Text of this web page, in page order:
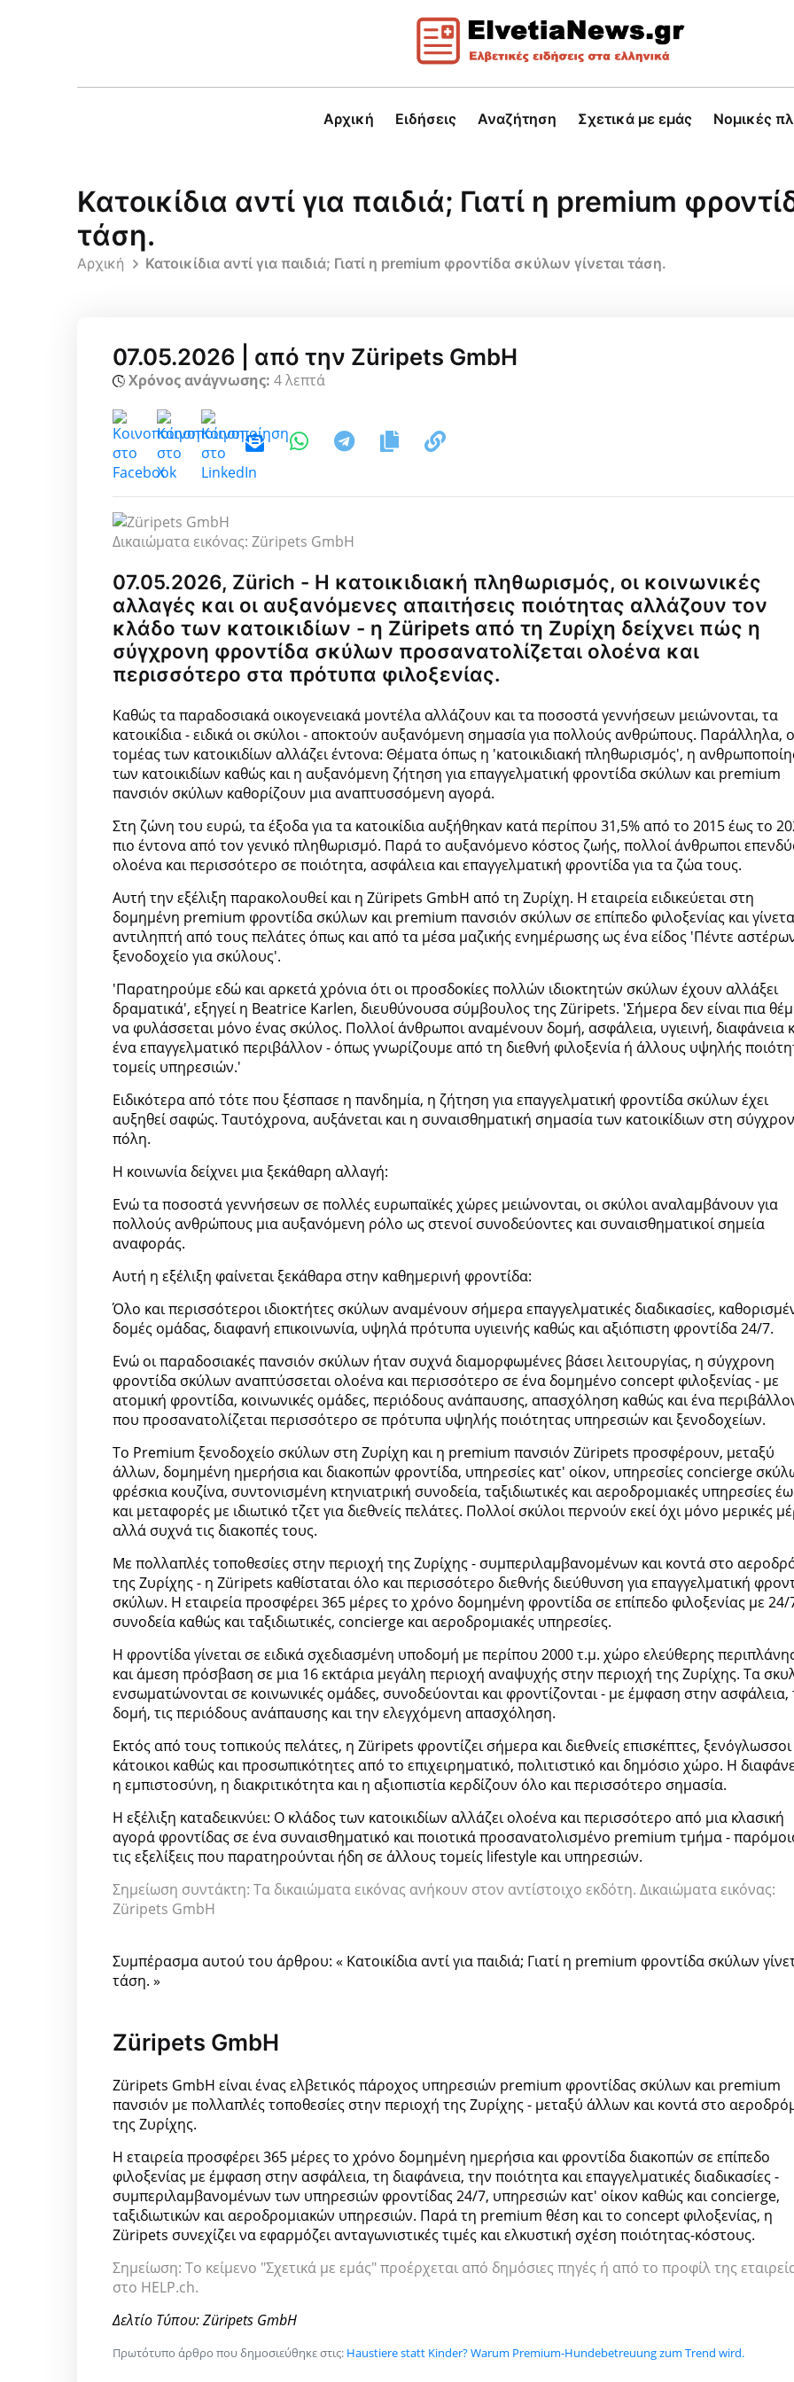
Αρχική Ειδήσεις Αναζήτηση Σχετικά με εμάς Νομικές
Κατοικίδια αντί για παιδιά; Γιατί η premium
τάση.
Αρχική Κατοικίδια αντί για παιδιά; Γιατί η premium φροντίδα σκύλων γίνεται τάση.
07.05.2026 | από την Züripets GmbH
Χρόνος ανάγνωσης: 4 λεπτά
Δικαιώματα εικόνας: Züripets GmbH
07.05.2026, Zürich - Η κατοικιδιακή πληθωρισμός, οι κοινωνικές
αλλαγές και οι αυξανόμενες απαιτήσεις ποιότητας αλλάζουν τον
κλάδο των κατοικιδίων - η Züripets από τη Ζυρίχη δείχνει πώς η
σύγχρονη φροντίδα σκύλων προσανατολίζεται ολοένα και
περισσότερο στα πρότυπα φιλοξενίας.
Καθώς τα παραδοσιακά οικογενειακά μοντέλα αλλάζουν και τα ποσοστά γεννήσεων μειώνονται, τα
κατοικίδια - ειδικά οι σκύλοι - αποκτούν αυξανόμενη σημασία για πολλούς ανθρώπους. Παράλληλα, ο
τομέας των κατοικιδίων αλλάζει έντονα: Θέματα όπως η 'κατοικιδιακή πληθωρισμός', η
των κατοικιδίων καθώς και η αυξανόμενη ζήτηση για επαγγελματική φροντίδα σκύλων και premium
πανσιόν σκύλων καθορίζουν μια αναπτυσσόμενη αγορά.
Στη ζώνη του ευρώ, τα έξοδα για τα κατοικίδια αυξήθηκαν κατά περίπου 31,5% από το 2015 έως το
πιο έντονα από τον γενικό πληθωρισμό. Παρά το αυξανόμενο κόστος ζωής, πολλοί άνθρωποι
ολοένα και περισσότερο σε ποιότητα, ασφάλεια και επαγγελματική φροντίδα για τα ζώα τους.
Αυτή την εξέλιξη παρακολουθεί και η Züripets GmbH από τη Ζυρίχη. Η εταιρεία ειδικεύεται στη
δομημένη premium φροντίδα σκύλων και premium πανσιόν σκύλων σε επίπεδο φιλοξενίας και
αντιληπτή από τους πελάτες όπως και από τα μέσα μαζικής ενημέρωσης ως ένα είδος 'Πέντε
ξενοδοχείο για σκύλους'.
'Παρατηρούμε εδώ και αρκετά χρόνια ότι οι προσδοκίες πολλών ιδιοκτητών σκύλων έχουν αλλάξει
δραματικά', εξηγεί η Beatrice Karlen, διευθύνουσα σύμβουλος της Züripets. 'Σήμερα δεν είναι πια
να φυλάσσεται μόνο ένας σκύλος. Πολλοί άνθρωποι αναμένουν δομή, ασφάλεια, υγιεινή, διαφάνεια
ένα επαγγελματικό περιβάλλον - όπως γνωρίζουμε από τη διεθνή φιλοξενία ή άλλους υψηλής
τομείς υπηρεσιών.'
Ειδικότερα από τότε που ξέσπασε η πανδημία, η ζήτηση για επαγγελματική φροντίδα σκύλων έχει
αυξηθεί σαφώς. Ταυτόχρονα, αυξάνεται και η συναισθηματική σημασία των κατοικίδιων στη
πόλη.
Η κοινωνία δείχνει μια ξεκάθαρη αλλαγή:
Ενώ τα ποσοστά γεννήσεων σε πολλές ευρωπαϊκές χώρες μειώνονται, οι σκύλοι αναλαμβάνουν για
πολλούς ανθρώπους μια αυξανόμενη ρόλο ως στενοί συνοδεύοντες και συναισθηματικοί σημεία
αναφοράς.
Αυτή η εξέλιξη φαίνεται ξεκάθαρα στην καθημερινή φροντίδα:
Όλο και περισσότεροι ιδιοκτήτες σκύλων αναμένουν σήμερα επαγγελματικές διαδικασίες,
δομές ομάδας, διαφανή επικοινωνία, υψηλά πρότυπα υγιεινής καθώς και αξιόπιστη φροντίδα 24/7.
Ενώ οι παραδοσιακές πανσιόν σκύλων ήταν συχνά διαμορφωμένες βάσει λειτουργίας, η σύγχρονη
φροντίδα σκύλων αναπτύσσεται ολοένα και περισσότερο σε ένα δομημένο concept φιλοξενίας - με
ατομική φροντίδα, κοινωνικές ομάδες, περιόδους ανάπαυσης, απασχόληση καθώς και ένα
που προσανατολίζεται περισσότερο σε πρότυπα υψηλής ποιότητας υπηρεσιών και ξενοδοχείων.
Το Premium ξενοδοχείο σκύλων στη Ζυρίχη και η premium πανσιόν Züripets προσφέρουν, μεταξύ
άλλων, δομημένη ημερήσια και διακοπών φροντίδα, υπηρεσίες κατ' οίκον, υπηρεσίες concierge
φρέσκια κουζίνα, συντονισμένη κτηνιατρική συνοδεία, ταξιδιωτικές και αεροδρομιακές υπηρεσίες
και μεταφορές με ιδιωτικό τζετ για διεθνείς πελάτες. Πολλοί σκύλοι περνούν εκεί όχι μόνο μερικές
αλλά συχνά τις διακοπές τους.
Με πολλαπλές τοποθεσίες στην περιοχή της Ζυρίχης - συμπεριλαμβανομένων και κοντά στο
της Ζυρίχης - η Züripets καθίσταται όλο και περισσότερο διεθνής διεύθυνση για επαγγελματική
σκύλων. Η εταιρεία προσφέρει 365 μέρες το χρόνο δομημένη φροντίδα σε επίπεδο φιλοξενίας με 24/
συνοδεία καθώς και ταξιδιωτικές, concierge και αεροδρομιακές υπηρεσίες.
Η φροντίδα γίνεται σε ειδικά σχεδιασμένη υποδομή με περίπου 2000 τ.μ. χώρο ελεύθερης
και άμεση πρόσβαση σε μια 16 εκτάρια μεγάλη περιοχή αναψυχής στην περιοχή της Ζυρίχης. Τα
ενσωματώνονται σε κοινωνικές ομάδες, συνοδεύονται και φροντίζονται - με έμφαση στην ασφάλεια,
δομή, τις περιόδους ανάπαυσης και την ελεγχόμενη απασχόληση.
Εκτός από τους τοπικούς πελάτες, η Züripets φροντίζει σήμερα και διεθνείς επισκέπτες, ξενόγλωσσοι
κάτοικοι καθώς και προσωπικότητες από το επιχειρηματικό, πολιτιστικό και δημόσιο χώρο. Η
η εμπιστοσύνη, η διακριτικότητα και η αξιοπιστία κερδίζουν όλο και περισσότερο σημασία.
Η εξέλιξη καταδεικνύει: Ο κλάδος των κατοικιδίων αλλάζει ολοένα και περισσότερο από μια κλασική
αγορά φροντίδας σε ένα συναισθηματικό και ποιοτικά προσανατολισμένο premium τμήμα -
τις εξελίξεις που παρατηρούνται ήδη σε άλλους τομείς lifestyle και υπηρεσιών.
Σημείωση συντάκτη: Τα δικαιώματα εικόνας ανήκουν στον αντίστοιχο εκδότη. Δικαιώματα εικόνας:
Züripets GmbH
Συμπέρασμα αυτού του άρθρου: « Κατοικίδια αντί για παιδιά; Γιατί η premium φροντίδα σκύλων
τάση. »
Züripets GmbH
Züripets GmbH είναι ένας ελβετικός πάροχος υπηρεσιών premium φροντίδας σκύλων και premium
πανσιόν με πολλαπλές τοποθεσίες στην περιοχή της Ζυρίχης - μεταξύ άλλων και κοντά στο
της Ζυρίχης.
Η εταιρεία προσφέρει 365 μέρες το χρόνο δομημένη ημερήσια και φροντίδα διακοπών σε επίπεδο
φιλοξενίας με έμφαση στην ασφάλεια, τη διαφάνεια, την ποιότητα και επαγγελματικές διαδικασίες -
συμπεριλαμβανομένων των υπηρεσιών φροντίδας 24/7, υπηρεσιών κατ' οίκον καθώς και concierge,
ταξιδιωτικών και αεροδρομιακών υπηρεσιών. Παρά τη premium θέση και το concept φιλοξενίας, η
Züripets συνεχίζει να εφαρμόζει ανταγωνιστικές τιμές και ελκυστική σχέση ποιότητας-κόστους.
Σημείωση: Το κείμενο "Σχετικά με εμάς" προέρχεται από δημόσιες πηγές ή από το προφίλ της
στο HELP.ch.
Δελτίο Τύπου: Züripets GmbH
Πρωτότυπο άρθρο που δημοσιεύθηκε στις: Haustiere statt Kinder? Warum Premium-Hundebetreuung zum Trend wird.